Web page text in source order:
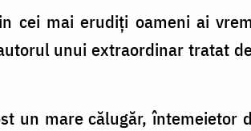
cei mai erudiţi oameni ai
unui extraordinar tratat
un mare călugăr, întemeietor